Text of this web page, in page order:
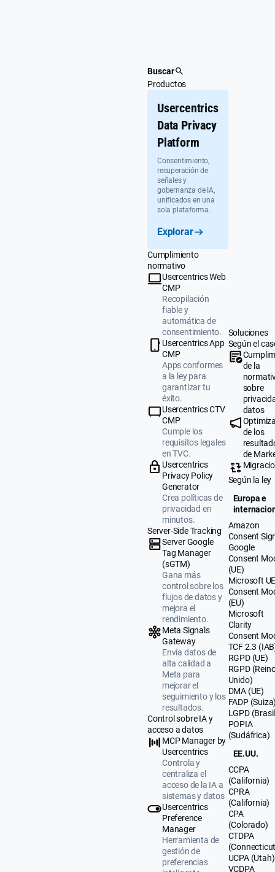
Buscar
Productos
Usercentrics
Data Privacy
Platform
Consentimiento,
recuperación de
señales y
gobernanza de IA,
unificados en una
sola plataforma.
Explorar
Cumplimiento
normativo
Usercentrics Web
CMP
Recopilación
fiable y
automática de
consentimiento.
Usercentrics App
CMP
Apps conformes
a la ley para
garantizar tu
éxito.
Usercentrics CTV
CMP
Cumple los
requisitos legales
en TVC.
Usercentrics
Privacy Policy
Generator
Crea políticas de
privacidad en
minutos.
Server-Side Tracking
Server Google
Tag Manager
(sGTM)
Gana más
control sobre los
flujos de datos y
mejora el
rendimiento.
Meta Signals
Gateway
Envía datos de
alta calidad a
Meta para
mejorar el
seguimiento y los
resultados.
Control sobre IA y
acceso a datos
MCP Manager by
Usercentrics
Controla y
centraliza el
acceso de la IA a
sistemas y datos
Usercentrics
Preference
Manager
Herramienta de
gestión de
preferencias
Soluciones
Según el
de la
sobre
datos
de los
de
Según la ley
Europa e
Amazon
Consent
Google
Consent
(UE)
Microsoft
Consent
(EU)
Microsoft
Clarity
Consent
TCF 2.3
RGPD (UE)
RGPD
Unido)
DMA (UE)
FADP
LGPD
POPIA
(Sudáfrica)
EE.UU.
CCPA
(California)
CPRA
(California)
CPA
(Colorado)
CTDPA
UCPA (Utah)
VCDPA